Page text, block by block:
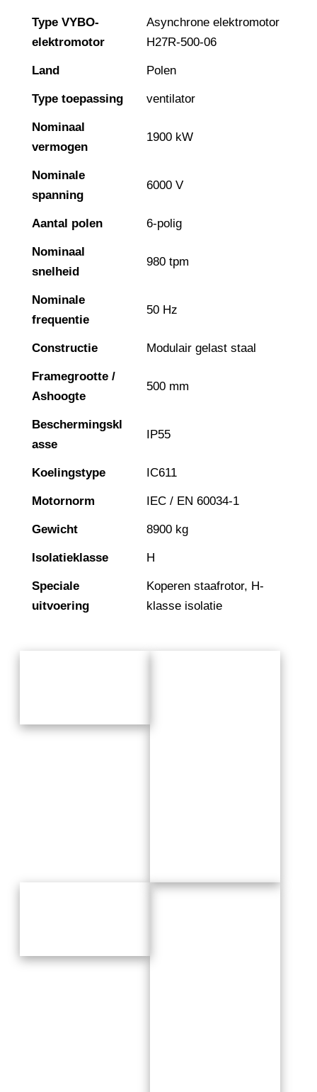
Type VYBO-
elektromotor
Asynchrone elektromotor
H27R-500-06
Land Polen
Type toepassing ventilator
Nominaal
vermogen
1900 kW
Nominale
spanning
6000 V
Aantal polen 6-polig
Nominaal
snelheid
980 tpm
Nominale
frequentie
50 Hz
Constructie Modulair gelast staal
Framegrootte /
Ashoogte
500 mm
Beschermingskl
asse
IP55
Koelingstype IC611
Motornorm IEC / EN 60034-1
Gewicht 8900 kg
Isolatieklasse H
Speciale
uitvoering
Koperen staafrotor, H-
klasse isolatie